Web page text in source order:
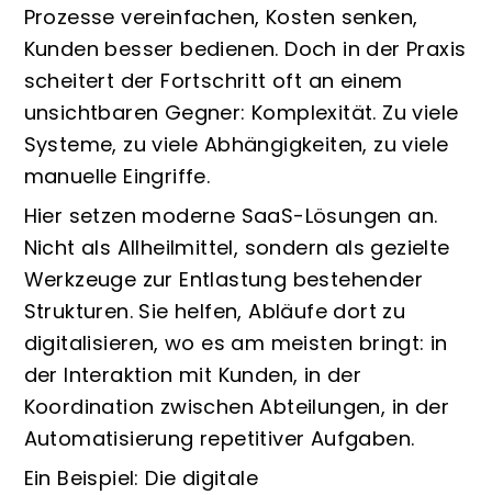
Prozesse vereinfachen, Kosten senken,
Kunden besser bedienen. Doch in der Praxis
scheitert der Fortschritt oft an einem
unsichtbaren Gegner: Komplexität. Zu viele
Systeme, zu viele Abhängigkeiten, zu viele
manuelle Eingriffe.
Hier setzen moderne SaaS-Lösungen an.
Nicht als Allheilmittel, sondern als gezielte
Werkzeuge zur Entlastung bestehender
Strukturen. Sie helfen, Abläufe dort zu
digitalisieren, wo es am meisten bringt: in
der Interaktion mit Kunden, in der
Koordination zwischen Abteilungen, in der
Automatisierung repetitiver Aufgaben.
Ein Beispiel: Die digitale